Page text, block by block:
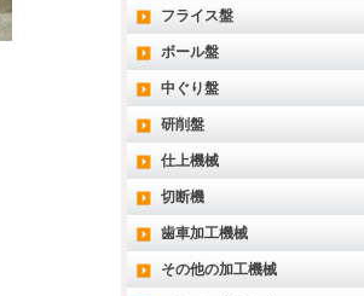
フライス盤
ボール盤
中ぐり盤
研削盤
仕上機械
切断機
歯車加工機械
その他の加工機械